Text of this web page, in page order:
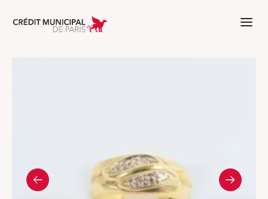
Aller à l'accueil de Crédit Municipal